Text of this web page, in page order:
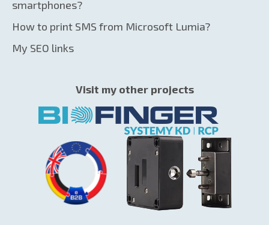
smartphones?
How to print SMS from Microsoft Lumia?
My SEO links
Visit my other projects